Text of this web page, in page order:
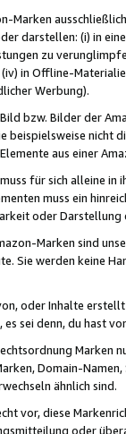
Marken
darstellen: (i) in
zu
in Offline-
Werbung).
bzw. Bilder der
beispielsweise nicht
aus einer
für sich alleine
muss ein
oder
Marken sind
Sie werden keine
oder Inhalte
sei denn, du hast
Marken
Domain-
ähnlich sind.
vor, diese
oder